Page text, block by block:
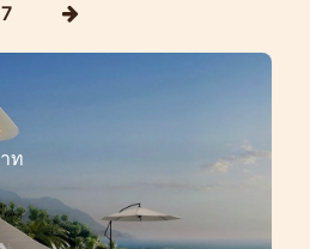
7
นตัวพร้อมวิวทะเล
กะตะ
วิว วิลล่า: ความหรูหรา
ธรรมชาติเขตร้อน
ท